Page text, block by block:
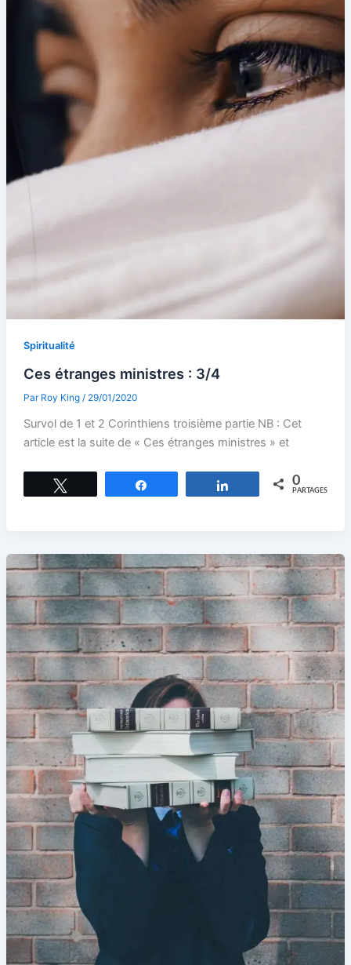
Spiritualité
Ces étranges ministres : 3/4
Par Roy King / 29/01/2020
Survol de 1 et 2 Corinthiens troisième partie NB : Cet
article est la suite de « Ces étranges ministres » et
Partagez 0
PARTAGES